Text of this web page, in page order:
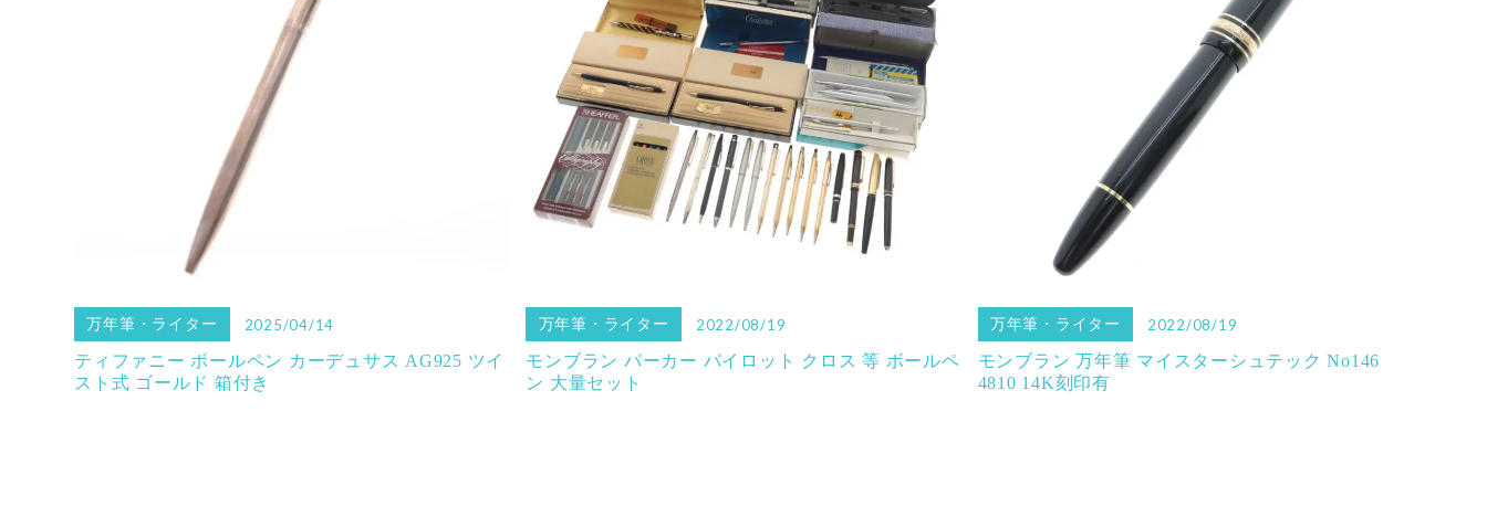
万年筆・ライター 2025/04/14
ティファニー ボールペン カーデュサス AG925 ツイ
スト式 ゴールド 箱付き
万年筆・ライター 2022/08/19
モンブラン パーカー パイロット クロス 等 ボールペ
ン 大量セット
万年筆・ライター 2022/08/19
モンブラン 万年筆 マイスターシュテック No146
4810 14K刻印有